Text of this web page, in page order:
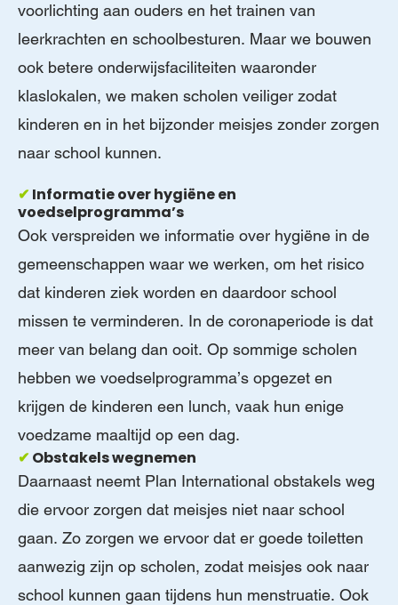
voorlichting aan ouders en het trainen van
leerkrachten en schoolbesturen. Maar we bouwen
ook betere onderwijsfaciliteiten waaronder
klaslokalen, we maken scholen veiliger zodat
kinderen en in het bijzonder meisjes zonder zorgen
naar school kunnen.
✔ Informatie over hygiëne en
voedselprogramma’s
Ook verspreiden we informatie over hygiëne in de
gemeenschappen waar we werken, om het risico
dat kinderen ziek worden en daardoor school
missen te verminderen. In de coronaperiode is dat
meer van belang dan ooit. Op sommige scholen
hebben we voedselprogramma’s opgezet en
krijgen de kinderen een lunch, vaak hun enige
voedzame maaltijd op een dag.
✔ Obstakels wegnemen
Daarnaast neemt Plan International obstakels weg
die ervoor zorgen dat meisjes niet naar school
gaan. Zo zorgen we ervoor dat er goede toiletten
aanwezig zijn op scholen, zodat meisjes ook naar
school kunnen gaan tijdens hun menstruatie. Ook